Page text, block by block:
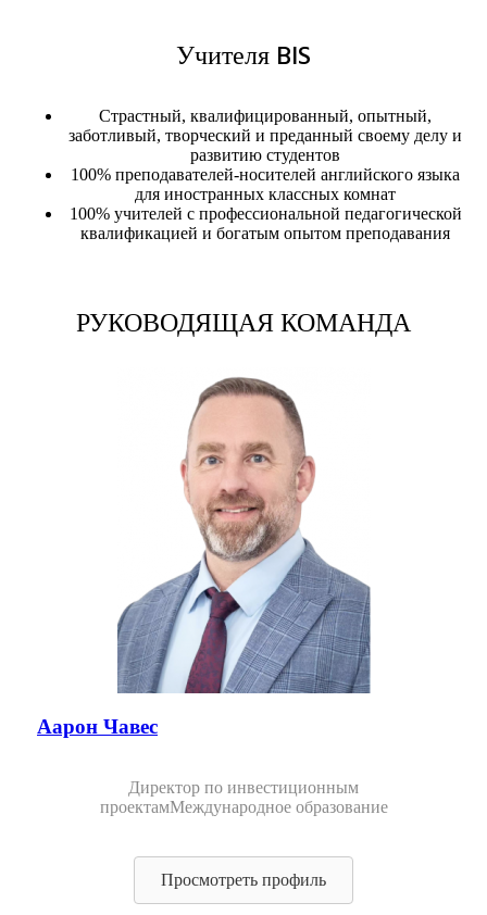
Учителя BIS
Страстный, квалифицированный, опытный,
заботливый, творческий и преданный своему делу и
развитию студентов
100% преподавателей-носителей английского языка
для иностранных классных комнат
100% учителей с профессиональной педагогической
квалификацией и богатым опытом преподавания
РУКОВОДЯЩАЯ КОМАНДА
Аарон Чавес
Директор по инвестиционным
проектамМеждународное образование
Просмотреть профиль